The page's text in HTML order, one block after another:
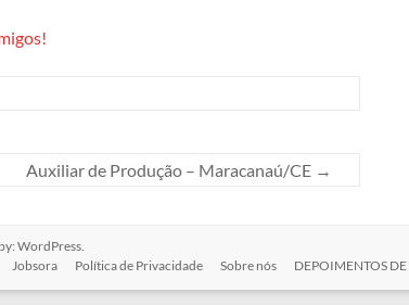
Auxiliar de Produção – Maracanaú/CE →
WordPress.
Jobsora Política de Privacidade Sobre nós DEPOIMENTOS DE